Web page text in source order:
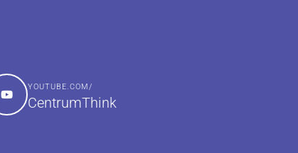
YOUTUBE.COM/
CentrumThink